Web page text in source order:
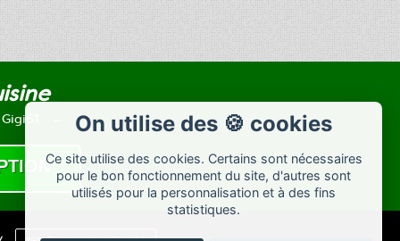
On utilise des 🍪 cookies
Ce site utilise des cookies. Certains sont nécessaires
pour le bon fonctionnement du site, d'autres sont
utilisés pour la personnalisation et à des fins
statistiques.